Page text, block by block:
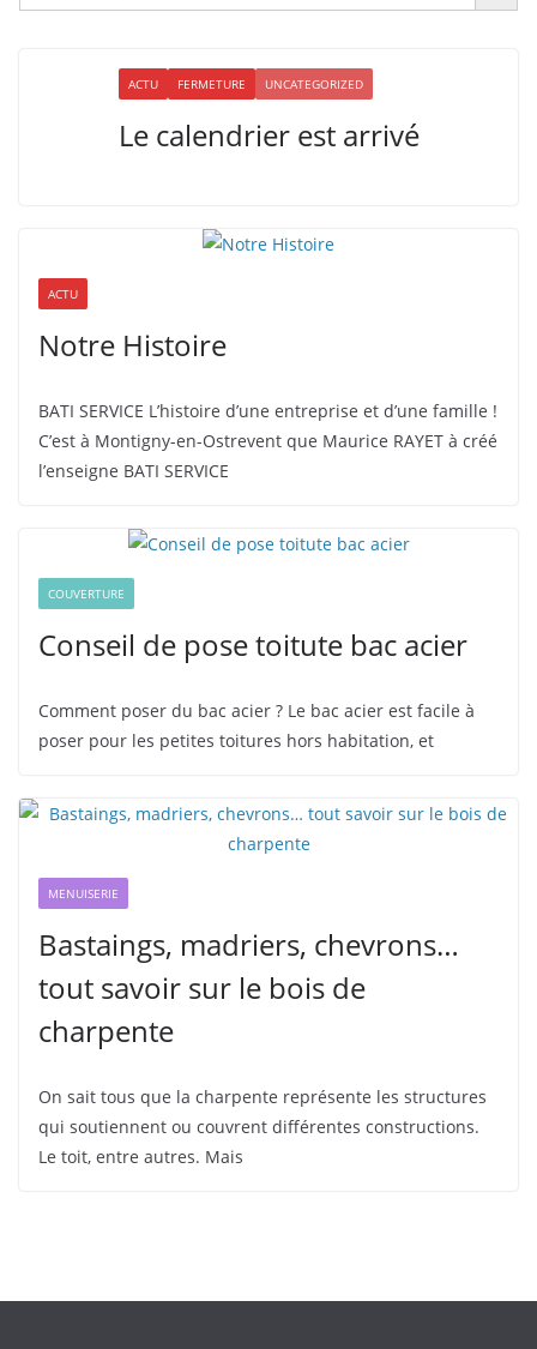
ACTU FERMETURE UNCATEGORIZED
Le calendrier est arrivé
ACTU
Notre Histoire
BATI SERVICE L’histoire d’une entreprise et d’une famille !
C’est à Montigny-en-Ostrevent que Maurice RAYET à créé
l’enseigne BATI SERVICE
COUVERTURE
Conseil de pose toitute bac acier
Comment poser du bac acier ? Le bac acier est facile à
poser pour les petites toitures hors habitation, et
MENUISERIE
Bastaings, madriers, chevrons…
tout savoir sur le bois de
charpente
On sait tous que la charpente représente les structures
qui soutiennent ou couvrent différentes constructions.
Le toit, entre autres. Mais